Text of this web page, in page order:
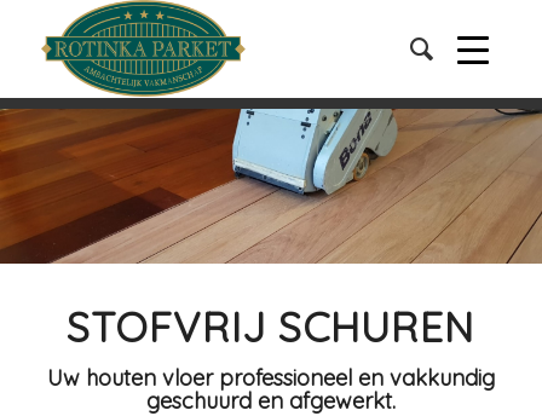
STOFVRIJ SCHUREN
Uw houten vloer professioneel en vakkundig
geschuurd en afgewerkt.